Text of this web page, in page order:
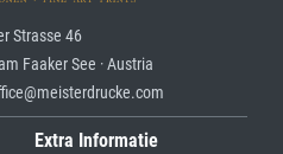
Strasse 46
Faaker See · Austria
Extra Informatie